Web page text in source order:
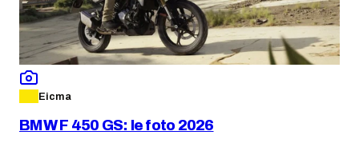
Eicma
BMW F 450 GS: le foto 2026